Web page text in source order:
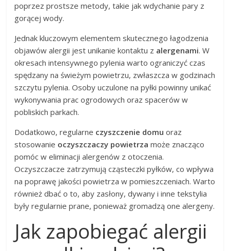
poprzez prostsze metody, takie jak wdychanie pary z
gorącej wody.
Jednak kluczowym elementem skutecznego łagodzenia
objawów alergii jest unikanie kontaktu z alergenami. W
okresach intensywnego pylenia warto ograniczyć czas
spędzany na świeżym powietrzu, zwłaszcza w godzinach
szczytu pylenia. Osoby uczulone na pyłki powinny unikać
wykonywania prac ogrodowych oraz spacerów w
pobliskich parkach.
Dodatkowo, regularne czyszczenie domu oraz
stosowanie oczyszczaczy powietrza może znacząco
pomóc w eliminacji alergenów z otoczenia.
Oczyszczacze zatrzymują cząsteczki pyłków, co wpływa
na poprawę jakości powietrza w pomieszczeniach. Warto
również dbać o to, aby zasłony, dywany i inne tekstylia
były regularnie prane, ponieważ gromadzą one alergeny.
Jak zapobiegać alergii